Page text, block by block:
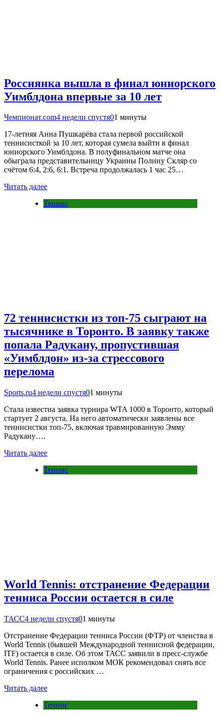
Россиянка вышла в финал юниорского
Уимблдона впервые за 10 лет
Чемпионат.com4 недели спустя01 минуты
17-летняя Анна Пушкарёва стала первой российской
теннисисткой за 10 лет, которая сумела выйти в финал
юниорского Уимблдона. В полуфинальном матче она
обыграла представительницу Украины Полину Скляр со
счётом 6:4, 2:6, 6:1. Встреча продолжалась 1 час 25…
Читать далее
Теннис
72 теннисистки из топ-75 сыграют на
тысячнике в Торонто. В заявку также
попала Радукану, пропустившая
«Уимблдон» из-за стрессового
перелома
Sports.ru4 недели спустя01 минуты
Стала известна заявка турнира WTA 1000 в Торонто, который
стартует 2 августа. На него автоматически заявлены все
теннисистки топ-75, включая травмированную Эмму
Радукану….
Читать далее
Теннис
World Tennis: отстранение Федерации
тенниса России остается в силе
ТАСС4 недели спустя01 минуты
Отстранение Федерации тенниса России (ФТР) от членства в
World Tennis (бывшей Международной теннисной федерации,
ITF) остается в силе. Об этом ТАСС заявили в пресс-службе
World Tennis. Ранее исполком МОК рекомендовал снять все
ограничения с российских …
Читать далее
Теннис